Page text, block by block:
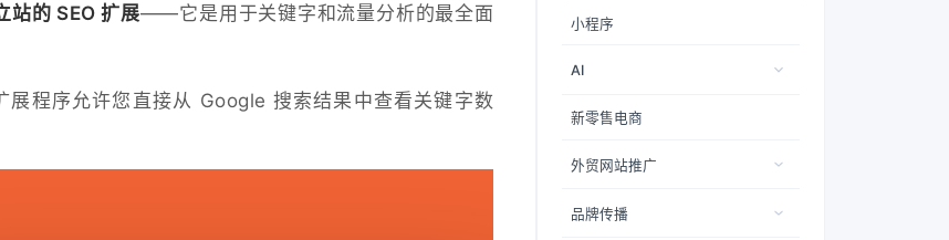
站的 SEO 扩展——它是用于关键字和流量分析的最全面
程序允许您直接从 Google 搜索结果中查看关键字数
小程序
AI
新零售电商
外贸网站推广
品牌传播